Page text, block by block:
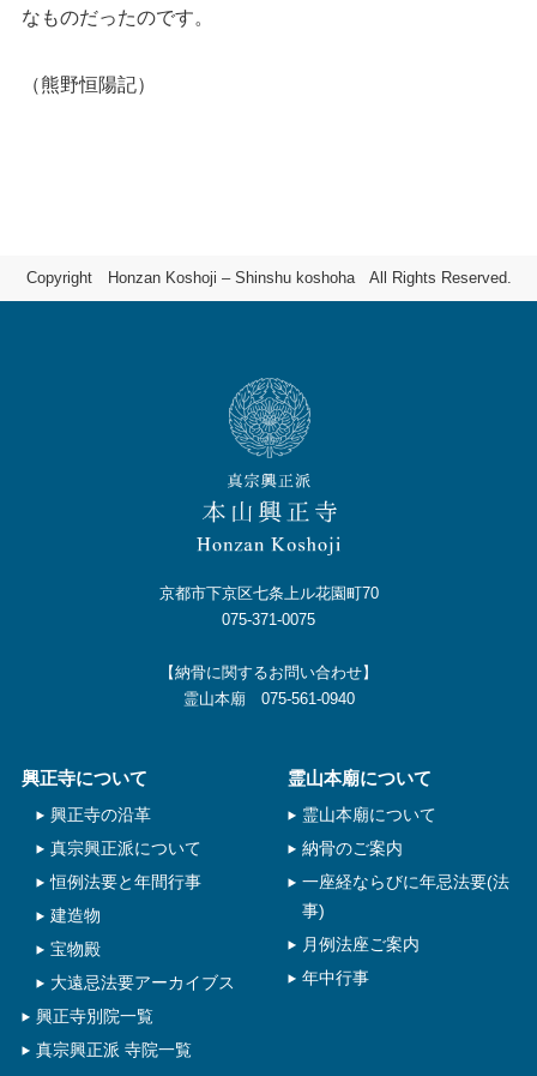
なものだったのです。
（熊野恒陽記）
Copyright Honzan Koshoji – Shinshu koshoha All Rights Reserved.
京都市下京区七条上ル花園町70
075-371-0075
【納骨に関するお問い合わせ】
霊山本廟 075-561-0940
興正寺について
興正寺の沿革
真宗興正派について
恒例法要と年間行事
建造物
宝物殿
大遠忌法要アーカイブス
興正寺別院一覧
真宗興正派 寺院一覧
霊山本廟について
霊山本廟について
納骨のご案内
一座経ならびに年忌法要(法
事)
月例法座ご案内
年中行事